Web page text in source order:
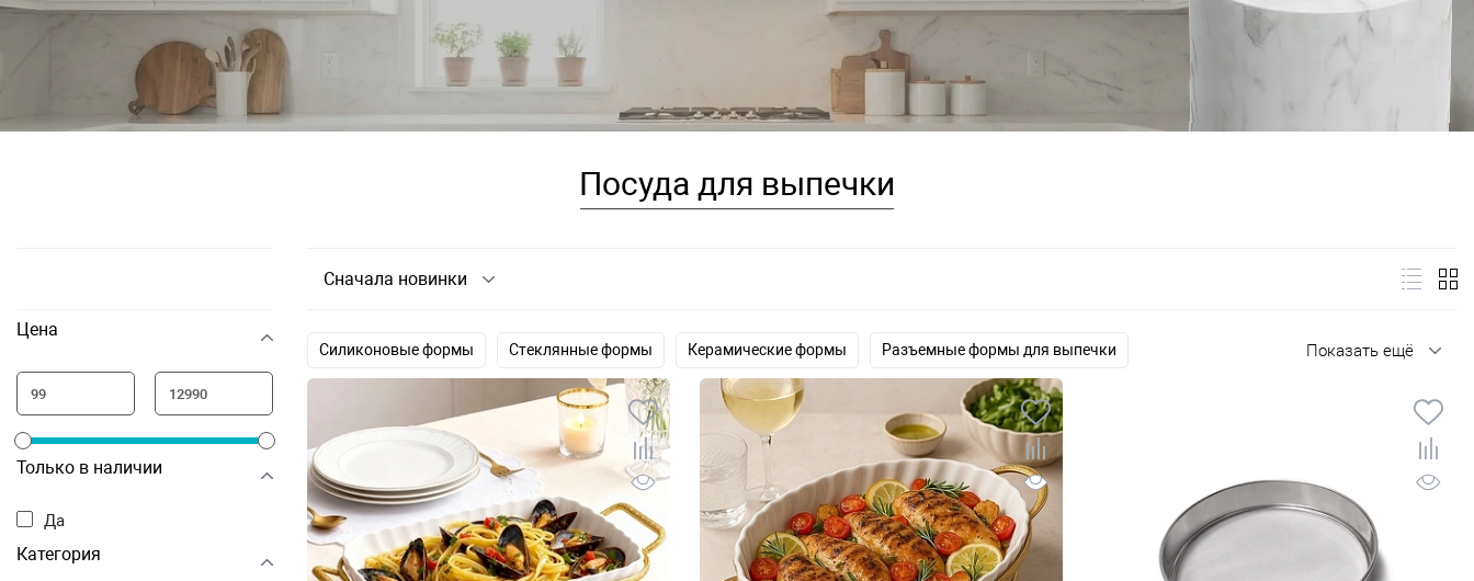
Посуда для выпечки
Цена
Только в наличии
Да
Категория
Сначала новинки
Силиконовые формы Стеклянные формы Керамические формы Разъемные формы для выпечки
Свечи для торта Кулинарные кольца Мерные емкости Инвентарь для кондитеров
Показать ещё